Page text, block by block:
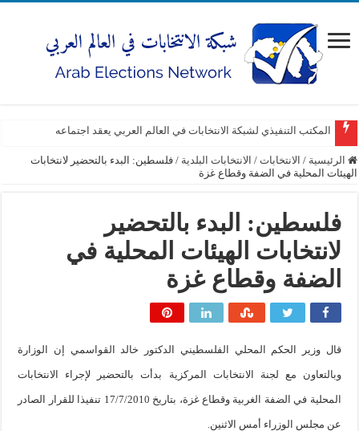
المكتب التنفيذي لشبكة الانتخابات في العالم العربي يعقد اجتماعه
الرئيسية / الانتخابات / الانتخابات البلدية / فلسطين: البدء بالتحضير لانتخابات
الهيئات المحلية في الضفة وقطاع غزة
فلسطين: البدء بالتحضير
لانتخابات الهيئات المحلية في
الضفة وقطاع غزة
قال وزير الحكم المحلي الفلسطيني الدكتور خالد القواسمي إن الوزارة
وبالتعاون مع لجنة الانتخابات المركزية بدأت بالتحضير لإجراء الانتخابات
المحلية في الضفة الغربية وقطاع غزة، بتاريخ 17/7/2010 تنفيذا للقرار الصادر
عن مجلس الوزراء أمس الاثنين.